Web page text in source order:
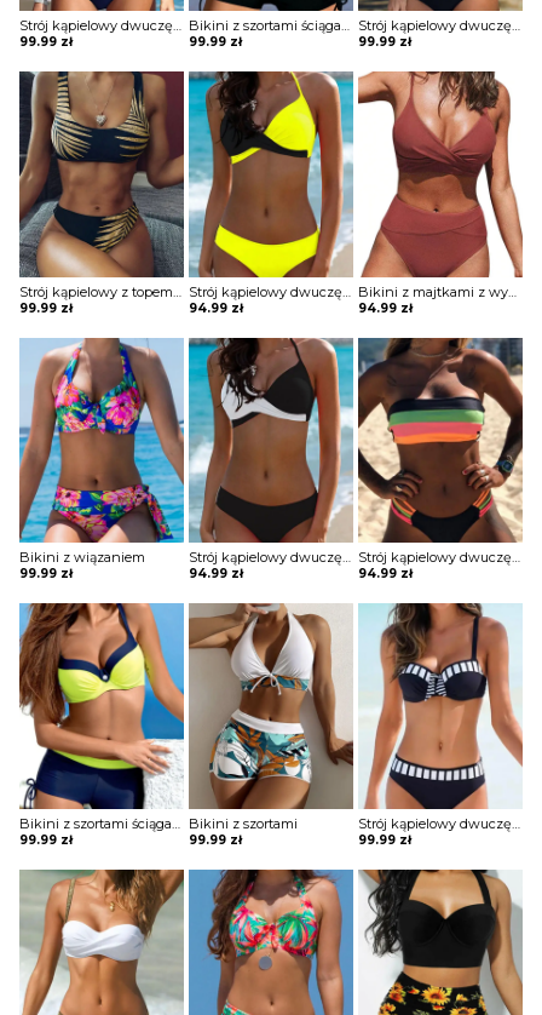
99.99 zł 99.99 zł 99.99 zł
99.99 zł 94.99 zł
Bikini z majtkami z wysokim stanem
94.99 zł
Bikini z wiązaniem
99.99 zł
Strój kąpielowy dwuczęściowy o klasycznym kroju
94.99 zł
Strój kąpielowy dwuczęściowy z górą bez ramiączek
94.99 zł
Bikini z szortami ściąganymi po bokach
99.99 zł
Bikini z szortami
99.99 zł
Strój kąpielowy dwuczęściowy z wiązaniem na biuście
99.99 zł